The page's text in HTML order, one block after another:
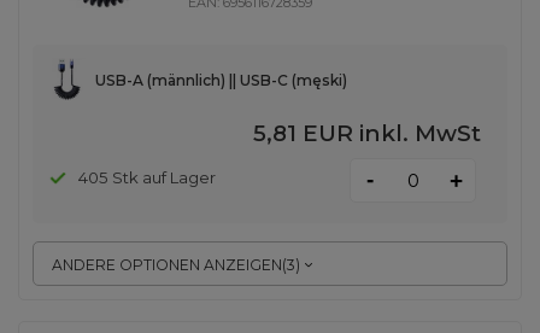
ANDERE OPTIONEN ANZEIGEN(3)
USB-A (männlich) || USB-C (męski)
5,81 EUR inkl. MwSt
405 Stk auf Lager - +